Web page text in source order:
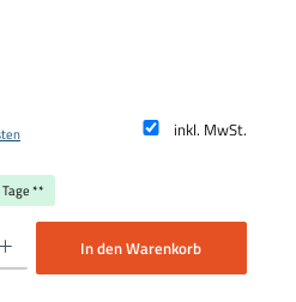
inkl. MwSt.
**
Wert ein oder benutze die Schaltflächen um
In den Warenkorb